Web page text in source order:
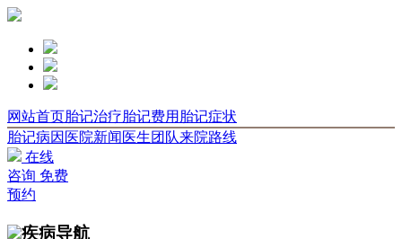
网站首页胎记治疗胎记费用 胎记症状
胎记病因 医院新闻 医生团队来院路线
在线
咨询 免费
预约
疾病导航